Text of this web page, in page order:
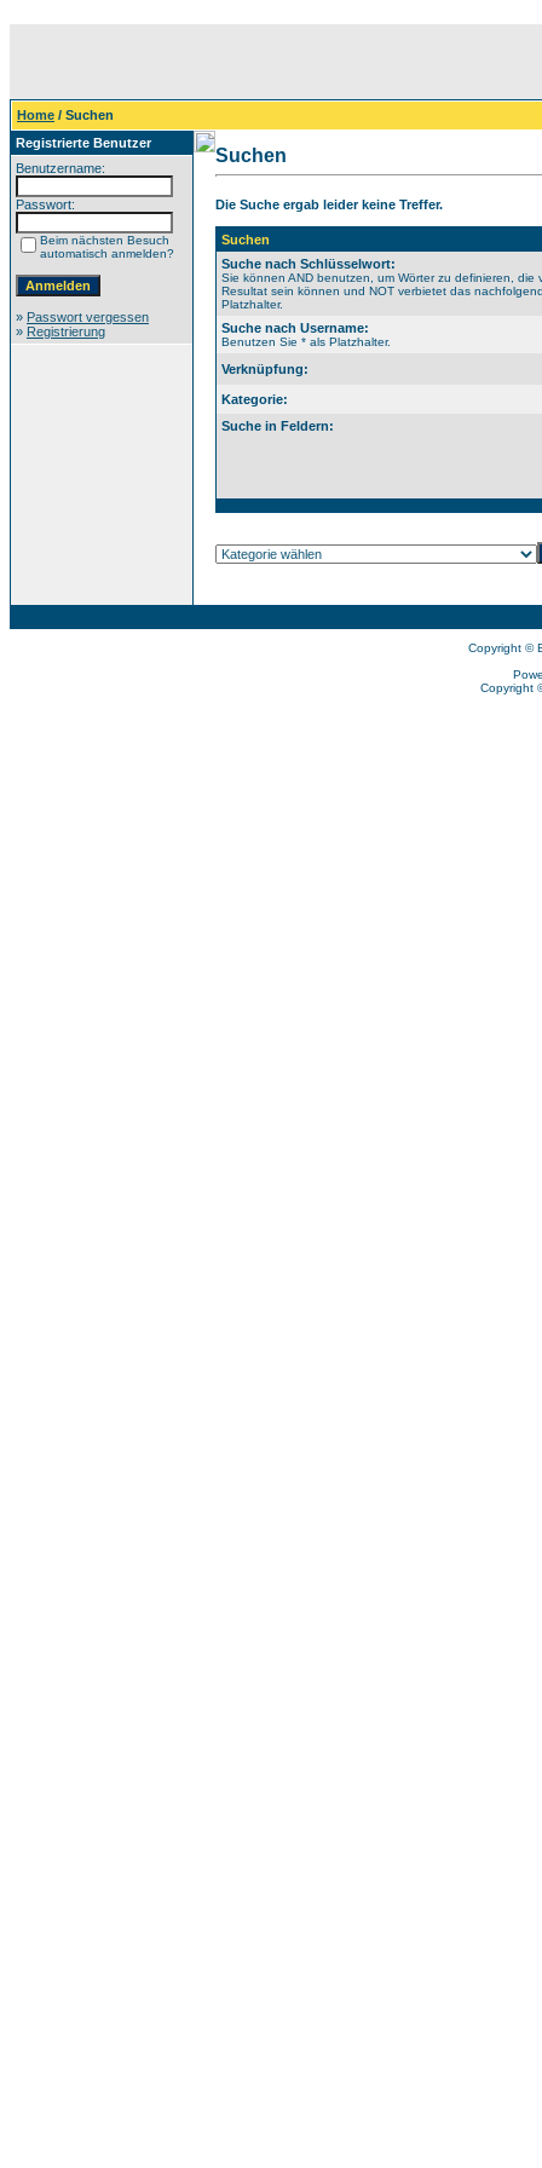
Home / Suchen
Registrierte Benutzer
Benutzername:
Passwort:
Beim nächsten Besuch
automatisch anmelden?
» Passwort vergessen
» Registrierung
Suchen
Die Suche ergab leider keine Treffer.
Suchen
Suche nach Schlüsselwort:
Sie können AND benutzen, um Wörter zu definieren, die
Resultat sein können und NOT verbietet das
Platzhalter.
Suche nach Username:
Benutzen Sie * als Platzhalter.
Verknüpfung:
Kategorie:
Suche in Feldern:
Copyright ©
Copyright